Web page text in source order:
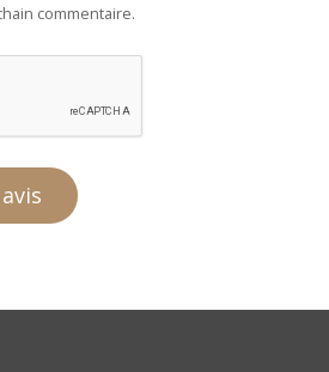
commentaire.